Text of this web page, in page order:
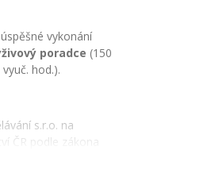
vykonání
poradce (150
hod.).
s.r.o. na
ČR podle zákona